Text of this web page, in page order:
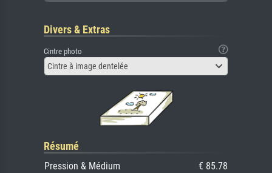
Divers & Extras
Cintre photo
Cintre à image dentelée
Résumé
Pression & Médium
€ 85.78